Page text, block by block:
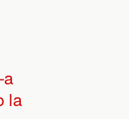
la